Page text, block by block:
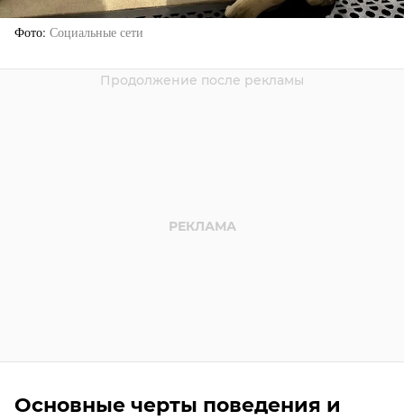
Фото Социальные сети
Основные черты поведения и